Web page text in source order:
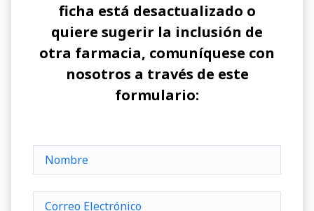
ficha está desactualizado o
quiere sugerir la inclusión de
otra farmacia, comuníquese con
nosotros a través de este
formulario: